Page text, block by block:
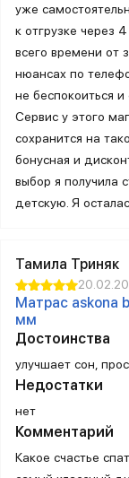
уже
к отгрузке через
всего времени от
нюансах по
не беспокоиться
Сервис у этого
сохранится на
бонусная и
выбор я получила
детскую. Я
Тамила Триняк
Матрас askona
мм
Достоинства
улучшает сон,
Недостатки
нет
Комментарий
Какое счастье